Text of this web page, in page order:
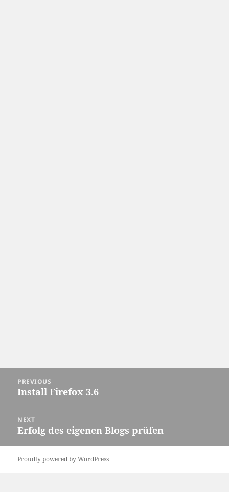
navigation
PREVIOUS
Previous
Install Firefox 3.6
NEXT
Next
Erfolg des eigenen Blogs prüfen
Proudly powered by WordPress